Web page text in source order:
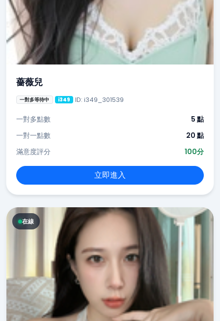
薔薇兒
一對多等待中 i349 ID: i349_301539
一對多點數
5 點
一對一點數
20 點
滿意度評分
100分
立即進入
在線